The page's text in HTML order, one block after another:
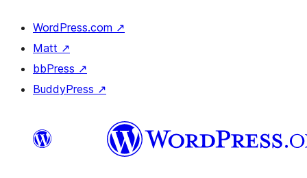
WordPress.com ↗
Matt ↗
bbPress ↗
BuddyPress ↗